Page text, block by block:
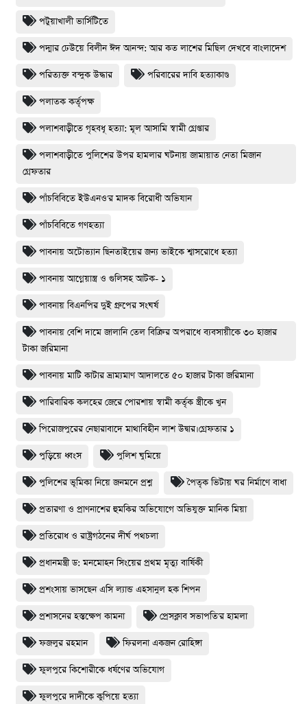
পটুয়াখালী ভার্সিটিতে
পদ্মার ঢেউয়ে বিলীন ঈদ আনন্দ: আর কত লাশের মিছিল দেখবে বাংলাদেশ
পরিত্যক্ত বন্দুক উদ্ধার পরিবারের দাবি হত্যাকাণ্ড
পলাতক কর্তৃপক্ষ
পলাশবাড়ীতে গৃহবধূ হত্যা: মূল আসামি স্বামী গ্রেপ্তার
পলাশবাড়ীতে পুলিশের উপর হামলার ঘটনায় জামায়াত নেতা মিজান
গ্রেফতার
পাঁচবিবিতে ইউএনও'র মাদক বিরোধী অভিযান
পাঁচবিবিতে গণহত্যা
পাবনায় অটোভ্যান ছিনতাইয়ের জন্য ভাইকে শ্বাসরোধে হত্যা
পাবনায় আগ্নেয়াস্ত্র ও গুলিসহ আটক- ১
পাবনায় বিএনপির দুই গ্রুপের সংঘর্ষ
পাবনায় বেশি দামে জালানি তেল বিক্রির অপরাধে ব্যবসায়ীকে ৩০ হাজার
টাকা জরিমানা
পাবনায় মাটি কাটার ভ্রাম্যমাণ আদালতে ৫০ হাজার টাকা জরিমানা
পারিবারিক কলহের জেরে পোরশায় স্বামী কর্তৃক স্ত্রীকে খুন
পিরোজপুরের নেছারাবাদে মাথাবিহীন লাশ উদ্বার।গ্রেফতার ১
পুড়িয়ে ধ্বংস পুলিশ ঘুমিয়ে
পুলিশের ভূমিকা নিয়ে জনমনে প্রশ্ন পৈতৃক ভিটায় ঘর নির্মাণে বাধা
প্রতারণা ও প্রাণনাশের হুমকির অভিযোগে অভিযুক্ত মানিক মিয়া
প্রতিরোধ ও রাষ্ট্রগঠনের দীর্ঘ পথচলা
প্রধানমন্ত্রী ড: মনমোহন সিংয়ের প্রথম মৃত্যু বার্ষিকী
প্রশংসায় ভাসছেন এসি ল্যান্ড এহসানুল হক শিপন
প্রশাসনের হস্তক্ষেপ কামনা প্রেসক্লাব সভাপতি'র হামলা
ফজলুর রহমান ফিরলনা একজন রোহিঙ্গা
ফুলপুরে কিশোরীকে ধর্ষণের অভিযোগ
ফুলপুরে দাদীকে কুপিয়ে হত্যা